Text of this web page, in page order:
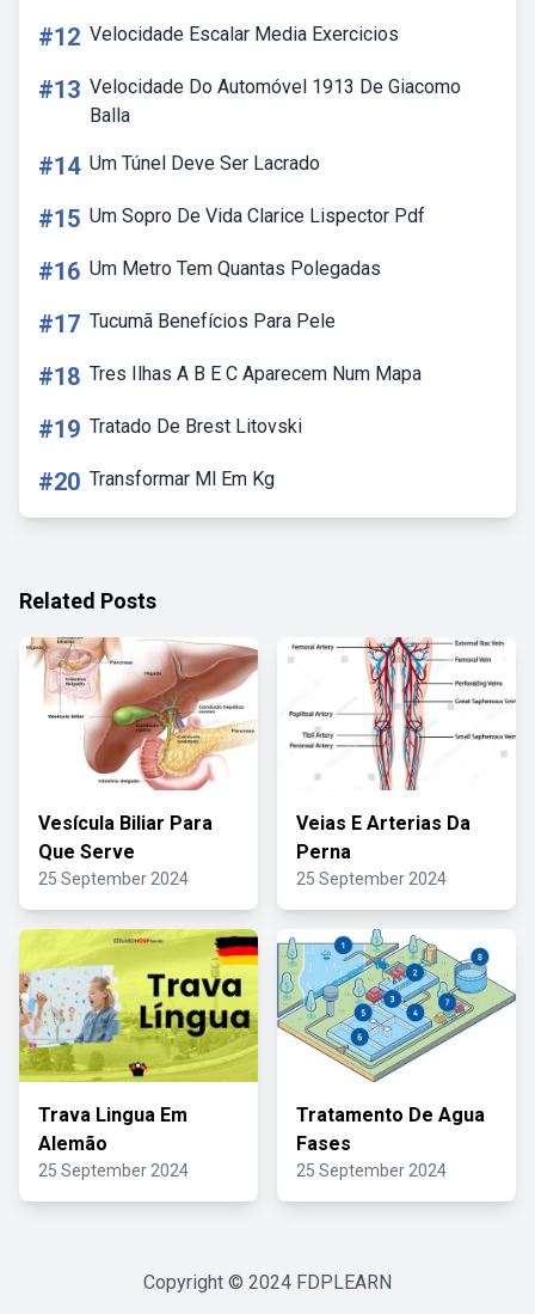
#12 Velocidade Escalar Media Exercicios
#13 Velocidade Do Automóvel 1913 De Giacomo
Balla
#14 Um Túnel Deve Ser Lacrado
#15 Um Sopro De Vida Clarice Lispector Pdf
#16 Um Metro Tem Quantas Polegadas
#17 Tucumã Benefícios Para Pele
#18 Tres Ilhas A B E C Aparecem Num Mapa
#19 Tratado De Brest Litovski
#20 Transformar Ml Em Kg
Related Posts
Vesícula Biliar Para
Que Serve
25 September 2024
Veias E Arterias Da
Perna
25 September 2024
Trava Lingua Em
Alemão
25 September 2024
Tratamento De Agua
Fases
25 September 2024
Copyright © 2024 FDPLEARN